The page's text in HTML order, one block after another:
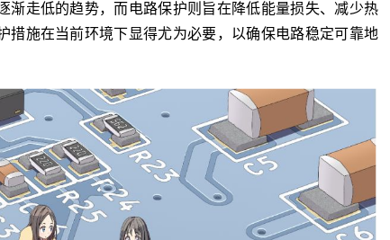
渐走低的趋势，而电路保护则旨在降低能量损失、减少热
措施在当前环境下显得尤为必要，以确保电路稳定可靠地